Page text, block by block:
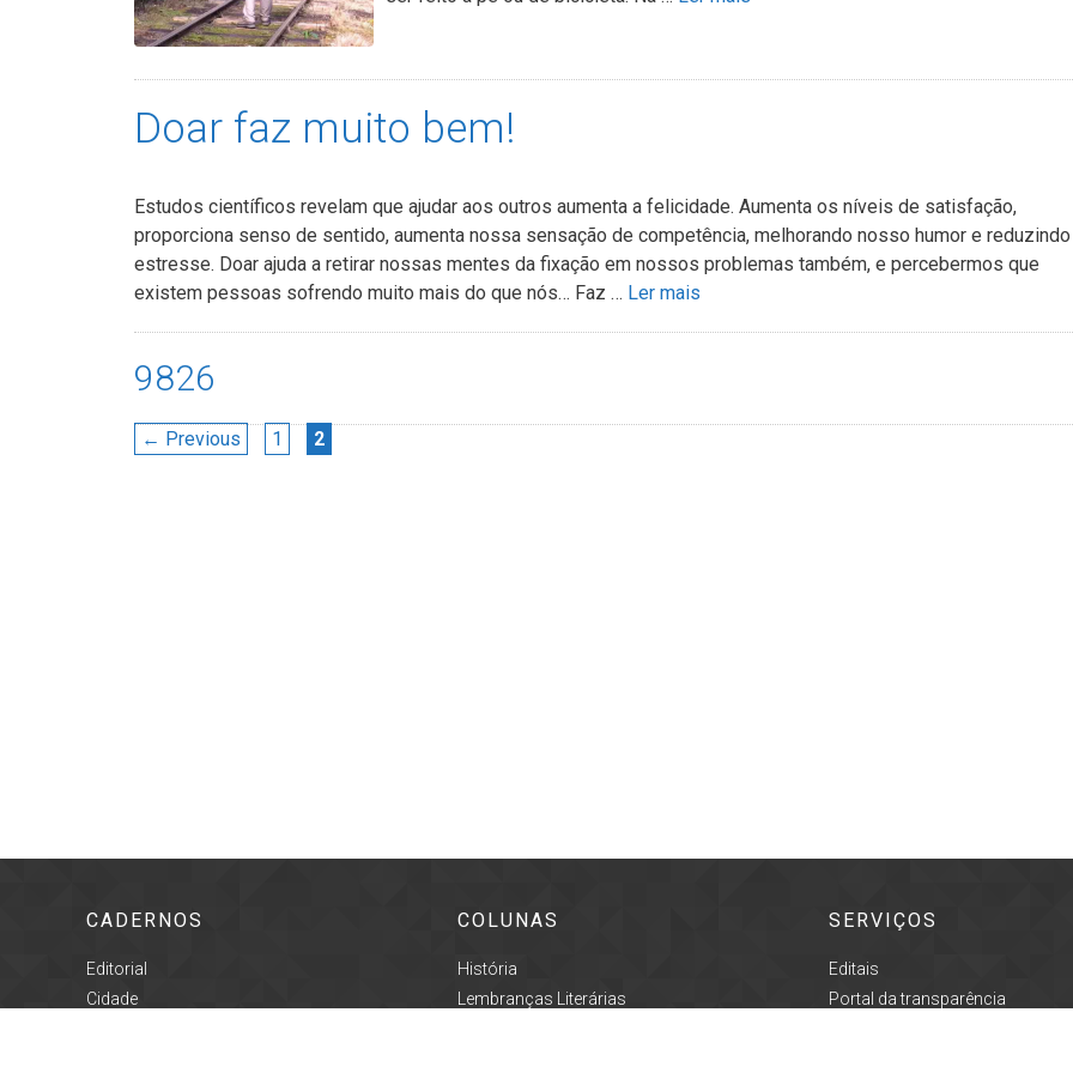
Doar faz muito bem!
Estudos científicos revelam que ajudar aos outros aumenta a felicidade. Aumenta os níveis de satisfação,
proporciona senso de sentido, aumenta nossa sensação de competência, melhorando nosso humor e
estresse. Doar ajuda a retirar nossas mentes da fixação em nossos problemas também, e percebermos que
existem pessoas sofrendo muito mais do que nós… Faz … Ler mais
9826
Navegação
← Previous Page
1 Page
2
CADERNOS
Editorial
Cidade
COLUNAS
História
Lembranças Literárias
SERVIÇOS
Editais
Portal da transparência